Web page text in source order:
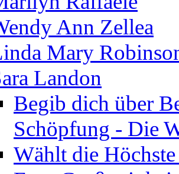
Ann Zellea
Mary
Landon
Begib dich über
Schöpfung - Die
Wählt die